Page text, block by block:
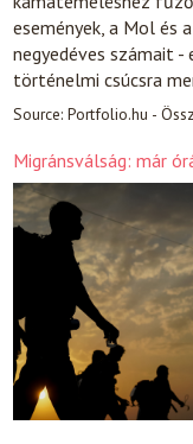
események, a Mol és
negyedéves számait
történelmi csúcsra
Source:Portfolio.hu -
Migránsválság: már